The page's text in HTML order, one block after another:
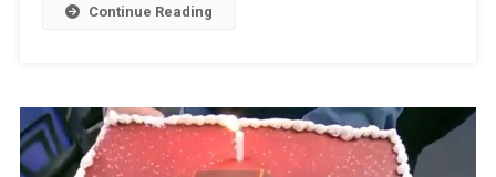
Continue Reading